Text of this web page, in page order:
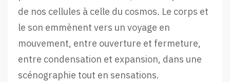
de nos cellules à celle du cosmos. Le corps et
le son emmènent vers un voyage en
mouvement, entre ouverture et fermeture,
entre condensation et expansion, dans une
scénographie tout en sensations.